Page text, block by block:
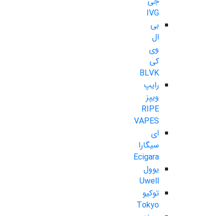
IVG
بی
ال
وی
کی
BLVK
رایپ
ویپز
RIPE
VAPES
ای
سیگارا
Ecigara
یوول
Uwell
توکیو
Tokyo